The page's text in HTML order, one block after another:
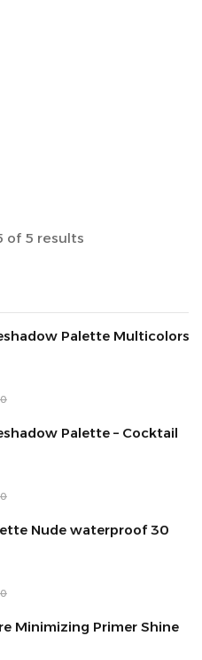
Palette Multicolors
Palette – Cocktail
Nude waterproof 30
Minimizing Primer Shine
of 5 results